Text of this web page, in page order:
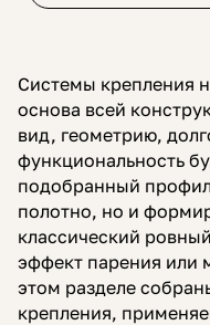
Системы крепления
основа всей
вид, геометрию,
функциональность
подобранный
полотно, но и
классический
эффект парения или
этом разделе
крепления,